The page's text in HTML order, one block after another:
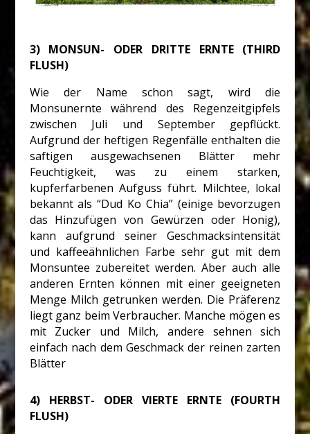
3) MONSUN- ODER DRITTE ERNTE (THIRD
FLUSH)
Wie der Name schon sagt, wird die
Monsunernte während des Regenzeitgipfels
zwischen Juli und September gepflückt.
Aufgrund der heftigen Regenfälle enthalten die
saftigen ausgewachsenen Blätter mehr
Feuchtigkeit, was zu einem starken,
kupferfarbenen Aufguss führt. Milchtee, lokal
bekannt als “Dud Ko Chia” (einige bevorzugen
das Hinzufügen von Gewürzen oder Honig),
kann aufgrund seiner Geschmacksintensität
und kaffeeähnlichen Farbe sehr gut mit dem
Monsuntee zubereitet werden. Aber auch alle
anderen Ernten können mit einer geeigneten
Menge Milch getrunken werden. Die Präferenz
liegt ganz beim Verbraucher. Manche mögen es
mit Zucker und Milch, andere sehnen sich
einfach nach dem Geschmack der reinen zarten
Blätter
4) HERBST- ODER VIERTE ERNTE (FOURTH
FLUSH)